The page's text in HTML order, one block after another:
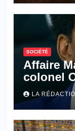
SOCIÉTÉ
Affaire
colonel
croisé
défense
LA